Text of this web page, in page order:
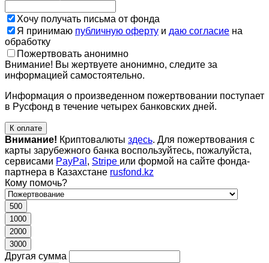
Хочу получать письма от фонда
Я принимаю публичную оферту и даю согласие на
обработку
Пожертвовать анонимно
Внимание! Вы жертвуете анонимно, следите за
информацией самостоятельно.
Информация о произведенном пожертвовании поступает
в Русфонд в течение четырех банковских дней.
К оплате
Внимание! Криптовалюты здесь. Для пожертвования с
карты зарубежного банка воспользуйтесь, пожалуйста,
сервисами PayPal , Stripe или формой на сайте фонда-
партнера в Казахстане rusfond.kz
Кому помочь?
500
1000
2000
3000
Другая сумма